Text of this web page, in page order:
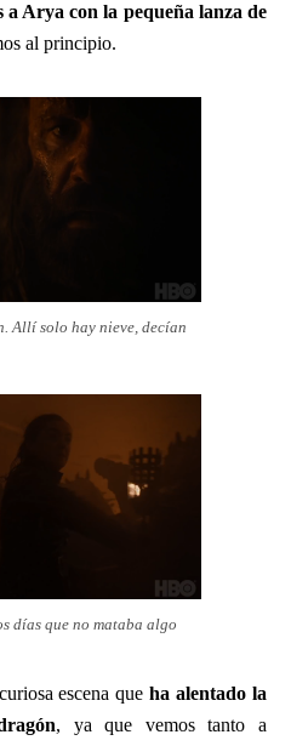
a Arya con la pequeña lanza de
al principio.
Allí solo hay nieve, decían
días que no mataba algo
escena queha alentado la
, ya que vemos tanto a